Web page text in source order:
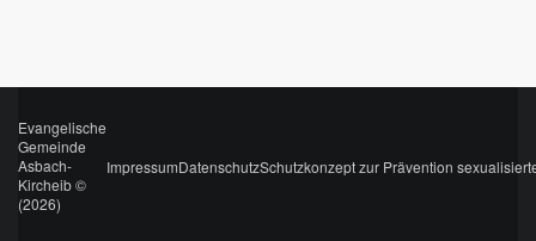
Evangelische
Gemeinde
Asbach-
Kircheib ©
(2026)
ImpressumDatenschutzSchutzkonzept zur Prävention